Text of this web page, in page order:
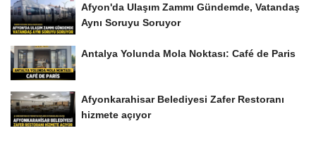
Afyon'da Ulaşım Zammı Gündemde, Vatandaş
Aynı Soruyu Soruyor
Antalya Yolunda Mola Noktası: Café de Paris
Afyonkarahisar Belediyesi Zafer Restoranı
hizmete açıyor